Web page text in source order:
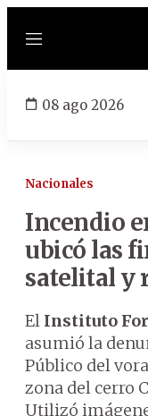
Menú
08 ago 2026
Nacionales
Incendio
ubicó las
satelital y
El Instituto
asumió la
Público del
zona del cerro
Utilizó